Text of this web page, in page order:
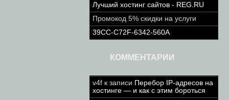
Лучший хостинг сайтов - REG.RU
Промокод 5% скидки на услуги
39CC-C72F-6342-560A
КОММЕНТАРИИ
v4f к записи Перебор IP-адресов на
хостинге — и как с этим бороться